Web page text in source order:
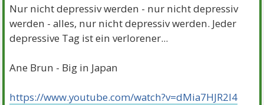
Nur nicht depressiv werden - nur nicht depressiv
werden - alles, nur nicht depressiv werden. Jeder
depressive Tag ist ein verlorener...
Ane Brun - Big in Japan
https://www.youtube.com/watch?v=dMia7HJR2l4